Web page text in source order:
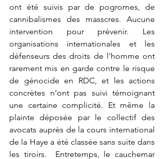
ont été suivis par de pogromes, de
cannibalismes des masscres. Aucune
intervention pour prévenir. Les
organisations internationales et les
défenseurs des droits de l'homme ont
rarement mis en garde contre le risque
de génocide en RDC, et les actions
concrètes n’ont pas suivi témoignant
une certaine complicité. Et même la
plainte déposée par le collectif des
avocats auprès de la cours international
de la Haye a été classée sans suite dans
les tiroirs.  Entretemps, le cauchemar